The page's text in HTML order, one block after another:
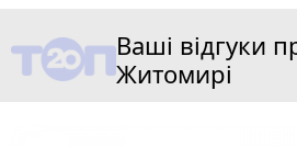
Ваші відгуки
Житомирі